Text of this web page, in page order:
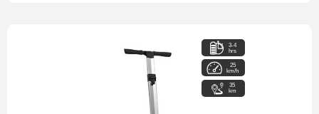
3-4
hrs
25
km/h
35
km